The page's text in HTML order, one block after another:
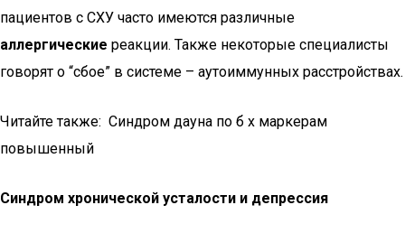
пациентов с СХУ часто имеются различные
аллергические реакции. Также некоторые специалисты
говорят о “сбое” в системе – аутоиммунных расстройствах.
Читайте также: Синдром дауна по б х маркерам
повышенный
Синдром хронической усталости и депрессия